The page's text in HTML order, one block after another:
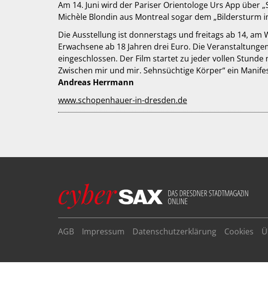
Am 14. Juni wird der Pariser Orientologe Urs App über
Michèle Blondin aus Montreal sogar dem „Bildersturm
Die Ausstellung ist donnerstags und freitags ab 14,
Erwachsene ab 18 Jahren drei Euro. Die
eingeschlossen. Der Film startet zu jeder vollen Stunde
Zwischen mir und mir. Sehnsüchtige Körper“ ein
Andreas Herrmann
www.schopenhauer-in-dresden.de
AGB Impressum Datenschutzerklärung Cookies